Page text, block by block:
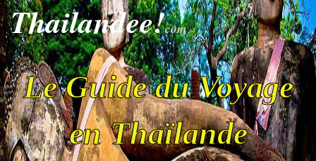
Thailandee!com
Le Guide du Voyage
en Thaïlande